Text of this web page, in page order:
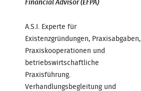
Financial Advisor (EFPA)
A.S.I. Experte für
Existenzgründungen, Praxisabgaben,
Praxiskooperationen und
betriebswirtschaftliche
Praxisführung.
Verhandlungsbegleitung und